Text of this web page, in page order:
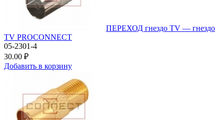
ПЕРЕХОД гнездо TV — гнездо
TV PROCONNECT
05-2301-4
30.00 ₽
Добавить в корзину